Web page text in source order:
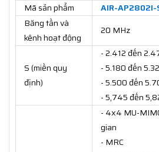
Mã sản phẩm
AIR-AP2802I-
Băng tần và
kênh hoạt động
20 MHz
S (miền quy
định)
- 2.412 đến
- 5.180 đến
- 5.500 đến
- 5,745 đến
- 4x4 MU-
gian
- MRC